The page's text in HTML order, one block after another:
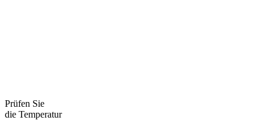
Prüfen Sie
die Temperatur